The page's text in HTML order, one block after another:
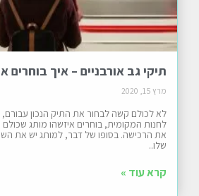
תיקי גב אורבניים – איך בוחרים
מרץ 15, 2020
לא לכולם קשה לבחור את התיק הנכון עבורם,
לחנות המקומית, בוחרים איזשהו מותג
את הרכישה. בסופו של דבר, למותג יש את
שלו..
קרא עוד »